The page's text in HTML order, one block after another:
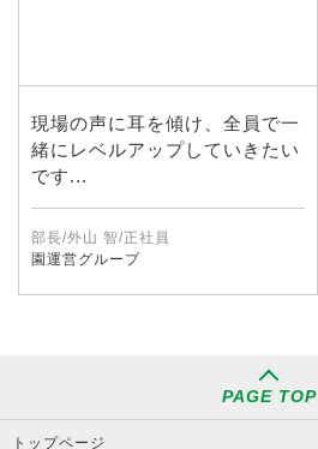
現場の声に耳を傾け、全員で一
緒にレベルアップしていきたい
です...
部長/外山 智/正社員
園運営グループ
PAGE TOP
トップページ